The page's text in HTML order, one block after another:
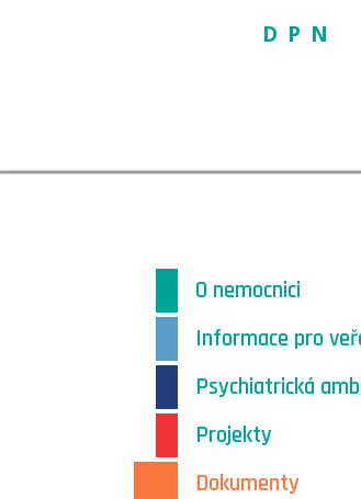
DPN
O nemocnici
Informace pro
Psychiatrická
Projekty
Dokumenty